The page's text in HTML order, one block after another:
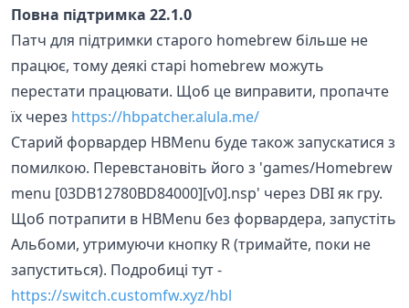
Повна підтримка 22.1.0
Патч для підтримки старого homebrew більше не
працює, тому деякі старі homebrew можуть
перестати працювати. Щоб це виправити, пропачте
їх через https://hbpatcher.alula.me/
Старий форвардер HBMenu буде також запускатися з
помилкою. Перевстановіть його з 'games/Homebrew
menu [03DB12780BD84000][v0].nsp' через DBI як гру.
Щоб потрапити в HBMenu без форвардера, запустіть
Альбоми, утримуючи кнопку R (тримайте, поки не
запуститься). Подробиці тут -
https://switch.customfw.xyz/hbl